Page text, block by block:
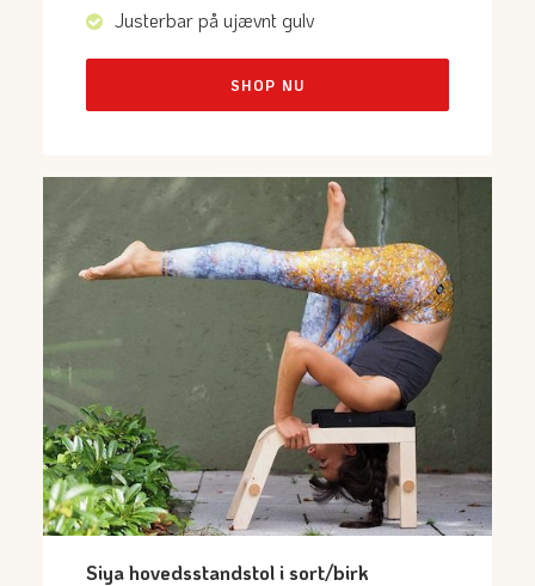
Siya hovedsstandstol i sort/birk
Justerbar på ujævnt gulv
SHOP NU